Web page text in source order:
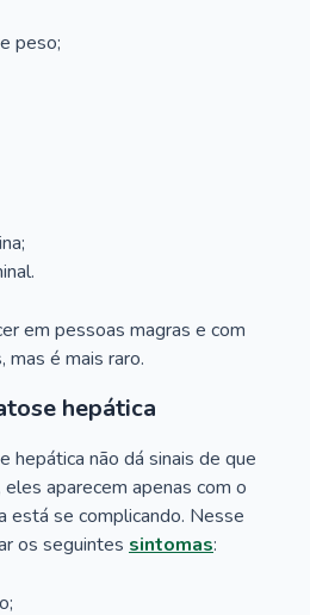
peso;
em pessoas magras e com
é mais raro.
hepática
hepática não dá sinais de que
aparecem apenas com o
está se complicando. Nesse
os seguintes sintomas: